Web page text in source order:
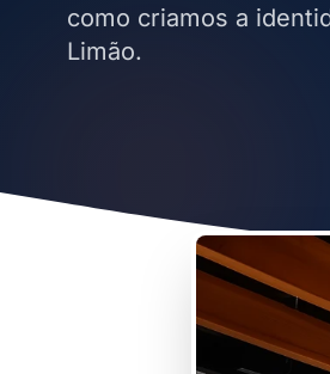
como criamos a
Limão.